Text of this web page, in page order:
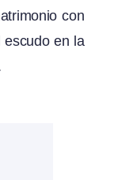
con
escudo en la